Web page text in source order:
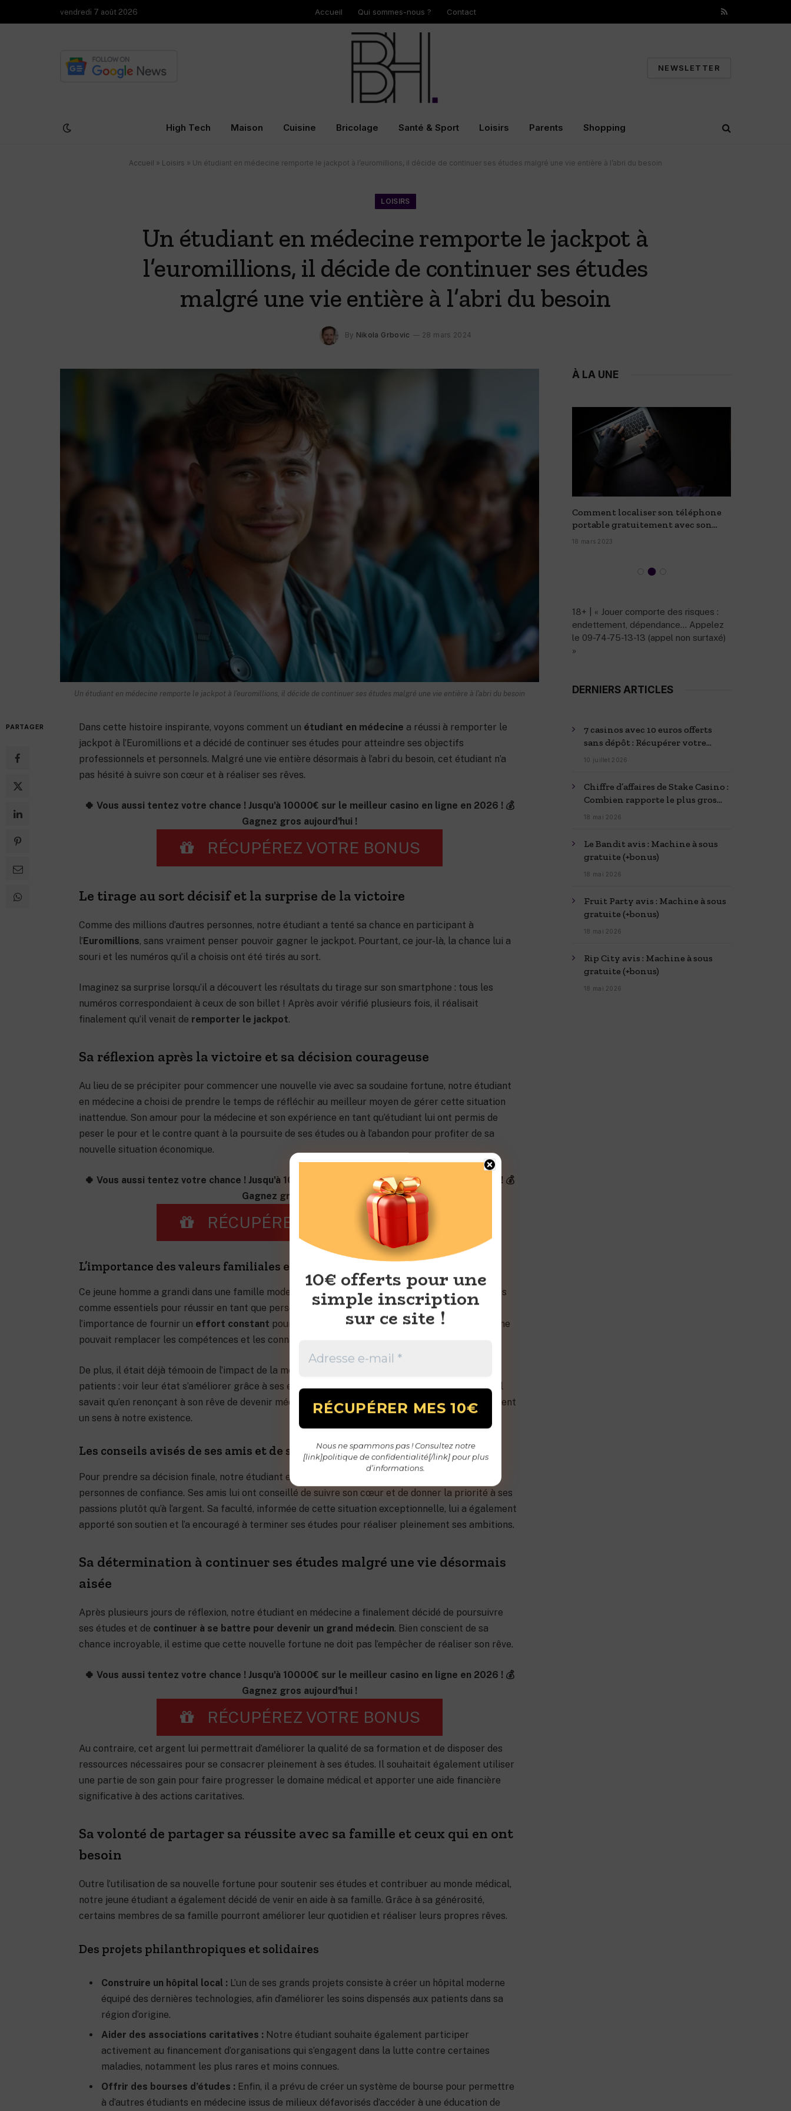
vendredi 7 août 2026 Accueil Qui sommes-nous ? Contact
RSS
NEWSLETTER
High Tech Maison Cuisine Bricolage Santé & Sport Loisirs Parents Shopping
Accueil » Loisirs » Un étudiant en médecine remporte le jackpot à l’euromillions, il décide de continuer ses études malgré une vie entière à l’abri du besoin
LOISIRS
Un étudiant en médecine remporte le jackpot à
l’euromillions, il décide de continuer ses études
malgré une vie entière à l’abri du besoin
By Nikola Grbovic 28 mars 2024
Un étudiant en médecine remporte le jackpot à l'euromillions, il décide de continuer ses études malgré une vie entière à l'abri du besoin
PARTAGER Dans cette histoire inspirante, voyons comment un étudiant en médecine a réussi à remporter le
jackpot à l’Euromillions et a décidé de continuer ses études pour atteindre ses objectifs
professionnels et personnels. Malgré une vie entière désormais à l’abri du besoin, cet étudiant n’a
pas hésité à suivre son cœur et à réaliser ses rêves.
🍀 Vous aussi tentez votre chance ! Jusqu'à 10000€ sur le meilleur casino en ligne en 2026 ! 💰
Gagnez gros aujourd'hui !
RÉCUPÉREZ VOTRE BONUS
Le tirage au sort décisif et la surprise de la victoire
Comme des millions d’autres personnes, notre étudiant a tenté sa chance en participant à
l’ Euromillions, sans vraiment penser pouvoir gagner le jackpot. Pourtant, ce jour-là, la chance lui a
souri et les numéros qu’il a choisis ont été tirés au sort.
Imaginez sa surprise lorsqu’il a découvert les résultats du tirage sur son smartphone : tous les
numéros correspondaient à ceux de son billet ! Après avoir vérifié plusieurs fois, il réalisait
finalement qu’il venait de remporter le jackpot.
Sa réflexion après la victoire et sa décision courageuse
Au lieu de se précipiter pour commencer une nouvelle vie avec sa soudaine fortune, notre étudiant
en médecine a choisi de prendre le temps de réfléchir au meilleur moyen de gérer cette situation
inattendue. Son amour pour la médecine et son expérience en tant qu’étudiant lui ont permis de
peser le pour et le contre quant à la poursuite de ses études ou à l’abandon pour profiter de sa
nouvelle situation économique.
🍀 Vous aussi tentez votre chance ! Jusqu'à 10000€ sur le meilleur casino en ligne en 2026 ! 💰
Gagnez gros aujourd'hui !
RÉCUPÉREZ VOTRE BONUS
L’importance des valeurs familiales et professionnelles
Ce jeune homme a grandi dans une famille modeste, où l’éducation et le travail étaient considérés
comme essentiels pour réussir en tant que personne. Ses proches lui ont toujours inculqué
l’importance de fournir un effort constant pour obtenir les résultats souhaités, et que l’argent ne
pouvait remplacer les compétences et les connaissances acquises au fil des ans.
De plus, il était déjà témooin de l’impact de la médecine et de son engagement auprès de ses
patients : voir leur état s’améliorer grâce à ses efforts le comblait d’une immense satisfaction. Il
savait qu’en renonçant à son rêve de devenir médecin, il perdrait ces moments précieux qui donnent
un sens à notre existence.
Les conseils avisés de ses amis et de sa faculté
Pour prendre sa décision finale, notre étudiant en médecine n’a pas hésité à consulter des
personnes de confiance. Ses amis lui ont conseillé de suivre son cœur et de donner la priorité à ses
passions plutôt qu’à l’argent. Sa faculté, informée de cette situation exceptionnelle, lui a également
apporté son soutien et l’a encouragé à terminer ses études pour réaliser pleinement ses ambitions.
Sa détermination à continuer ses études malgré une vie désormais
aisée
Après plusieurs jours de réflexion, notre étudiant en médecine a finalement décidé de poursuivre
ses études et de continuer à se battre pour devenir un grand médecin. Bien conscient de sa
chance incroyable, il estime que cette nouvelle fortune ne doit pas l’empêcher de réaliser son rêve.
🍀 Vous aussi tentez votre chance ! Jusqu'à 10000€ sur le meilleur casino en ligne en 2026 ! 💰
Gagnez gros aujourd'hui !
RÉCUPÉREZ VOTRE BONUS
Au contraire, cet argent lui permettrait d’améliorer la qualité de sa formation et de disposer des
ressources nécessaires pour se consacrer pleinement à ses études. Il souhaitait également utiliser
une partie de son gain pour faire progresser le domaine médical et apporter une aide financière
significative à des actions caritatives.
Sa volonté de partager sa réussite avec sa famille et ceux qui en ont
besoin
Outre l’utilisation de sa nouvelle fortune pour soutenir ses études et contribuer au monde médical,
notre jeune étudiant a également décidé de venir en aide à sa famille. Grâce à sa générosité,
certains membres de sa famille pourront améliorer leur quotidien et réaliser leurs propres rêves.
Des projets philanthropiques et solidaires
Construire un hôpital local : L’un de ses grands projets consiste à créer un hôpital moderne
équipé des dernières technologies, afin d’améliorer les soins dispensés aux patients dans sa
région d’origine.
Aider des associations caritatives : Notre étudiant souhaite également participer
activement au financement d’organisations qui s’engagent dans la lutte contre certaines
maladies, notamment les plus rares et moins connues.
Offrir des bourses d’études : Enfin, il a prévu de créer un système de bourse pour permettre
à d’autres étudiants en médecine issus de milieux défavorisés d’accéder à une éducation de
10€ offerts pour une
simple inscription
sur ce site !
Nous ne spammons pas ! Consultez notre
[link]politique de confidentialité[/link] pour plus
d’informations.
À LA UNE
Crêpière party : qu’est ce que c’est ?
Choisir un casino en ligne fiable : 15
Comment localiser son téléphone
portable gratuitement avec son
numéro ?
18 mars 2023
18+ | « Jouer comporte des risques :
endettement, dépendance… Appelez
le 09-74-75-13-13 (appel non surtaxé)
»
DERNIERS ARTICLES
7 casinos avec 10 euros offerts
sans dépôt : Récupérer votre
bonus
10 juillet 2026
Chiffre d’affaires de Stake Casino :
Combien rapporte le plus gros
casino du monde
18 mai 2026
Le Bandit avis : Machine à sous
gratuite (+bonus)
18 mai 2026
Fruit Party avis : Machine à sous
gratuite (+bonus)
18 mai 2026
Rip City avis : Machine à sous
gratuite (+bonus)
18 mai 2026